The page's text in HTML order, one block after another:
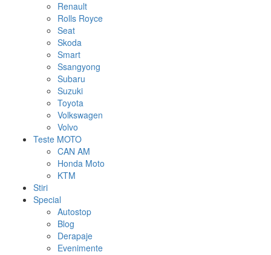
Renault
Rolls Royce
Seat
Skoda
Smart
Ssangyong
Subaru
Suzuki
Toyota
Volkswagen
Volvo
Teste MOTO
CAN AM
Honda Moto
KTM
Stiri
Special
Autostop
Blog
Derapaje
Evenimente